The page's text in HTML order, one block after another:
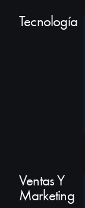
Tecnología
Ventas Y
Marketing